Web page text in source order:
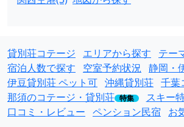
貸別荘コテージ エリアから探す
テー
宿泊人数で探す
空室予約状況 静岡・
伊豆貸別荘 ペット可 沖縄貸別荘 千葉
那須のコテージ・貸別荘 特集
スキー
口コミ・レビュー ペンション民宿 お